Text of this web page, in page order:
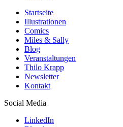
Startseite
Illustrationen
Comics
Miles & Sally
Blog
Veranstaltungen
Thilo Krapp
Newsletter
Kontakt
Social Media
LinkedIn